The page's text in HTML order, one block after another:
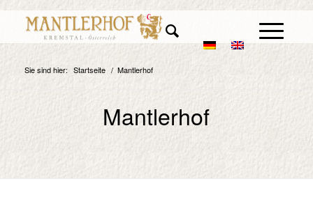
Sie sind hier: Startseite / Mantlerhof
Mantlerhof